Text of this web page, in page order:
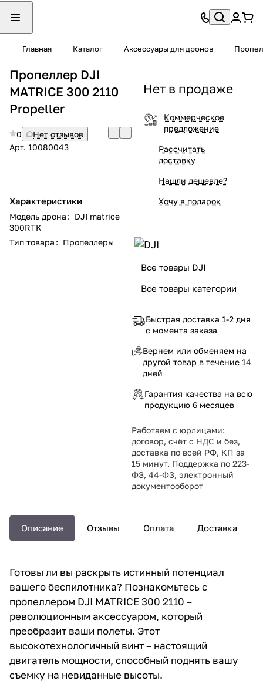
Главная Каталог Аксессуары для дронов
Пропеллер DJI
MATRICE 300 2110
Propeller
0
Нет отзывов
Арт. 10080043
Характеристики
Модель дрона : DJI matrice
300RTK
Тип товара : Пропеллеры
Нет в продаже
Коммерческое
предложение
Рассчитать
доставку
Нашли дешевле?
Хочу в подарок
Все товары DJI
Все товары категории
Быстрая доставка 1-2 дня
с момента заказа
Вернем или обменяем на
другой товар в течение 14
дней
Гарантия качества на всю
продукцию 6 месяцев
Работаем с юрлицами:
договор, счёт с НДС и без,
доставка по всей РФ, КП за
15 минут. Поддержка по 223-
ФЗ, 44-ФЗ, электронный
документооборот
Описание Отзывы Оплата Доставка
Готовы ли вы раскрыть истинный потенциал
вашего беспилотника? Познакомьтесь с
пропеллером DJI MATRICE 300 2110 –
революционным аксессуаром, который
преобразит ваши полеты. Этот
высокотехнологичный винт – настоящий
двигатель мощности, способный поднять вашу
съемку на невиданные высоты.